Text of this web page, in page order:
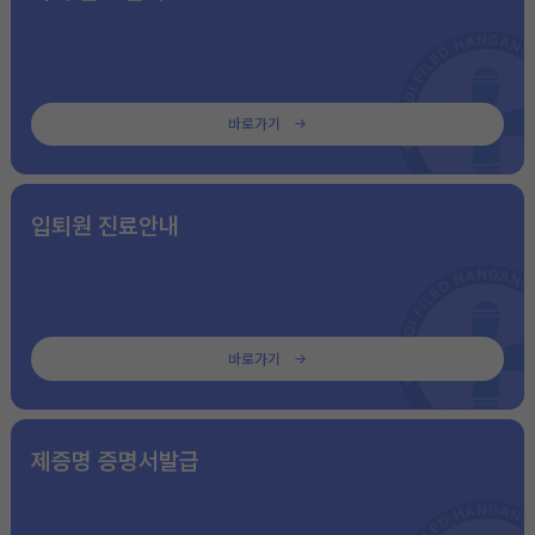
바로가기
입퇴원 진료안내
바로가기
제증명 증명서발급